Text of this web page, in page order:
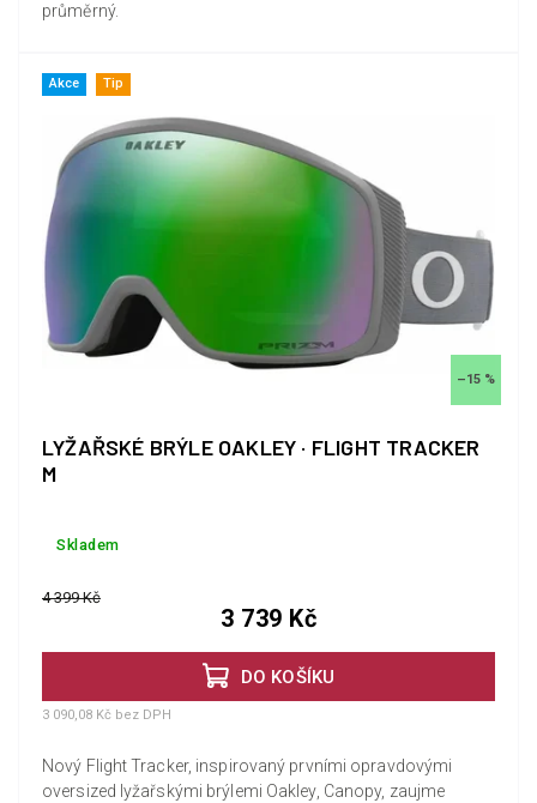
Akce Tip
–15 %
LYŽAŘSKÉ BRÝLE OAKLEY · FLIGHT TRACKER
M
Skladem
DO KOŠÍKU
3 090,08 Kč bez DPH
4 399 Kč
3 739 Kč
Nový Flight Tracker, inspirovaný prvními opravdovými
oversized lyžařskými brýlemi Oakley, Canopy, zaujme